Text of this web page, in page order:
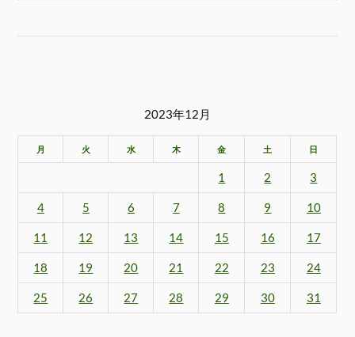
2023年12月
月 火 水 木 金 土 日
1 2 3
4 5 6 7 8 9 10
11 12 13 14 15 16 17
18 19 20 21 22 23 24
25 26 27 28 29 30 31